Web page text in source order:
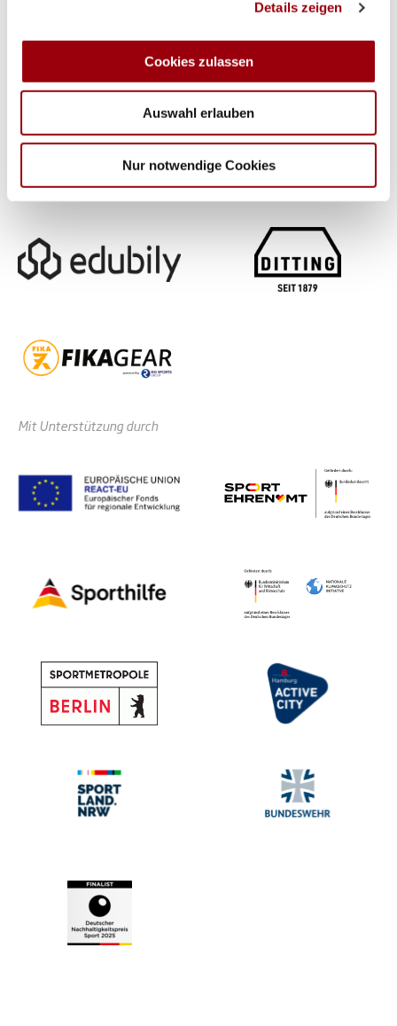
personalisieren, Funktionen für soziale Medien anbieten
soziale Medien, Werbung und Analysen weiter. Unsere
Partner führen diese Informationen möglicherweise mit
weiteren Daten zusammen, die Sie ihnen bereitgestellt
haben oder die sie im Rahmen Ihrer Nutzung der Dienste
Details zeigen
Cookies zulassen
Auswahl erlauben
Nur notwendige Cookies
Mit Unterstützung durch